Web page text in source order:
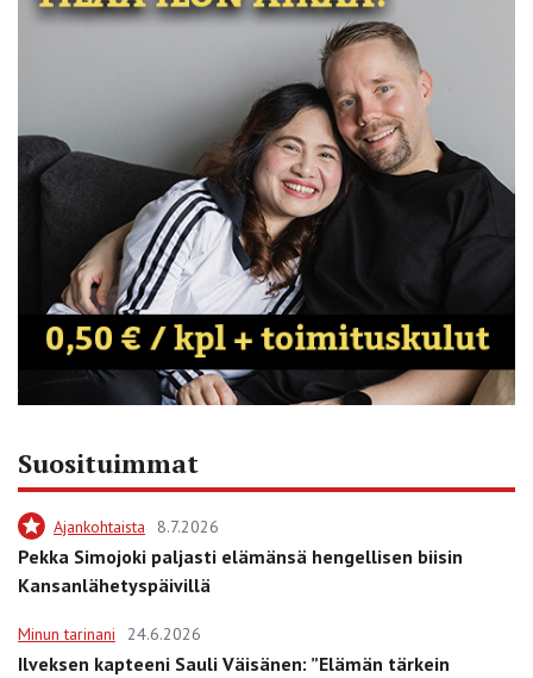
Suosituimmat
Ajankohtaista 8.7.2026
Pekka Simojoki paljasti elämänsä hengellisen biisin
Kansanlähetyspäivillä
Minun tarinani 24.6.2026
Ilveksen kapteeni Sauli Väisänen: ”Elämän tärkein